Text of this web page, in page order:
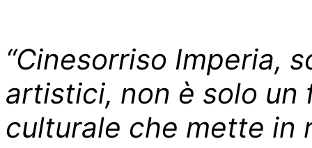
“Cinesorriso Imperia,
artistici, non è solo
culturale che mette in